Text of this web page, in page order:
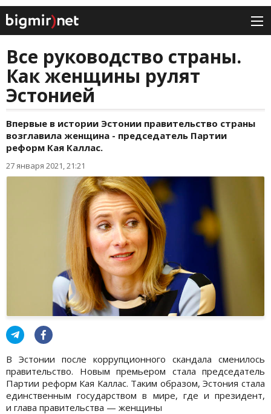
Все руководство страны.
Как женщины рулят
Эстонией
Впервые в истории Эстонии правительство страны
возглавила женщина - председатель Партии
реформ Кая Каллас.
27 января 2021, 21:21
В Эстонии после коррупционного скандала сменилось
правительство. Новым премьером стала председатель
Партии реформ Кая Каллас. Таким образом, Эстония стала
единственным государством в мире, где и президент,
и глава правительства — женщины